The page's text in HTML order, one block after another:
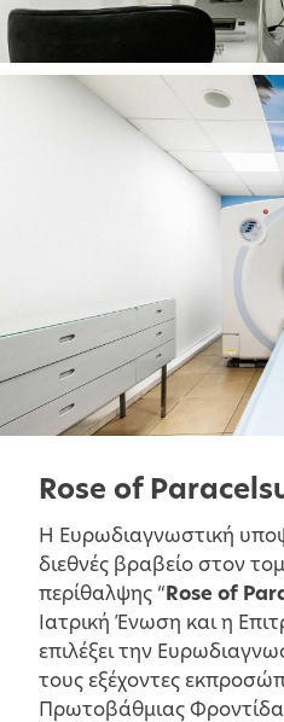
Rose of
Η Ευρωδιαγνωστική
διεθνές βραβείο στον
περίθαλψης “Rose of
Ιατρική Ένωση και η
επιλέξει την
τους εξέχοντες
Πρωτοβάθμιας